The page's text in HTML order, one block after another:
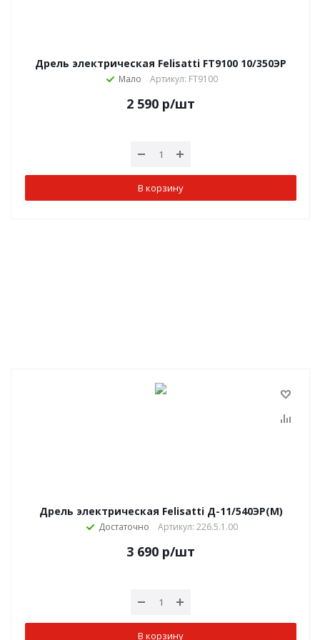
Дрель электрическая Felisatti FT9100 10/350ЭР
Мало Артикул: FT9100
2 590 р/шт
В корзину
Дрель электрическая Felisatti Д-11/540ЭР(М)
Достаточно Артикул: 226.5.1.00
3 690 р/шт
В корзину